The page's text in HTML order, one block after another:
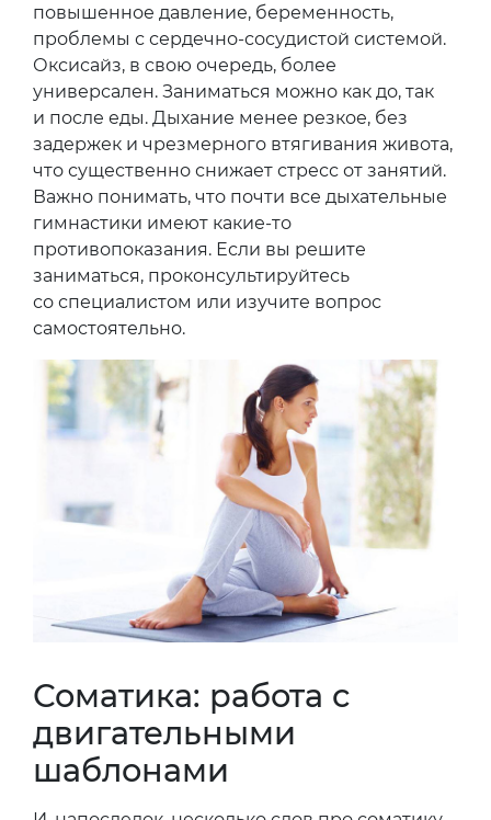
повышенное давление, беременность,
проблемы с сердечно-сосудистой системой.
Оксисайз, в свою очередь, более
универсален. Заниматься можно как до, так
и после еды. Дыхание менее резкое, без
задержек и чрезмерного втягивания живота,
что существенно снижает стресс от занятий.
Важно понимать, что почти все дыхательные
гимнастики имеют какие-то
противопоказания. Если вы решите
заниматься, проконсультируйтесь
со специалистом или изучите вопрос
самостоятельно.
Соматика: работа с
двигательными
шаблонами